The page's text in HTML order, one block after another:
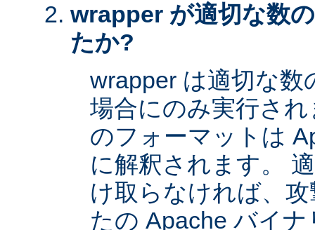
wrapper が適切な数
たか?
wrapper は適切な
場合にのみ実行さ
のフォーマットは
に解釈されます。
け取らなければ、
たの Apache バイ